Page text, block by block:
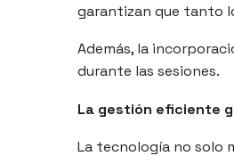
garantizan que tanto
Además, la
durante las sesiones.
La gestión eficiente
La tecnología no solo